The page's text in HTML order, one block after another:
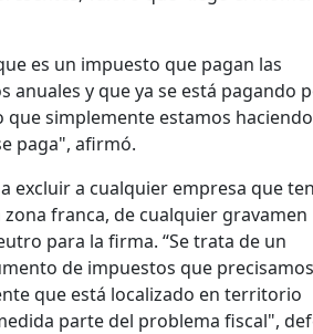
es un impuesto que pagan las
anuales y que ya se está pagando
simplemente estamos
paga", afirmó.
excluir a cualquier empresa que
franca, de cualquier gravamen
para la firma. “Se trata de un
de impuestos que
que está localizado en territorio
parte del problema fiscal",